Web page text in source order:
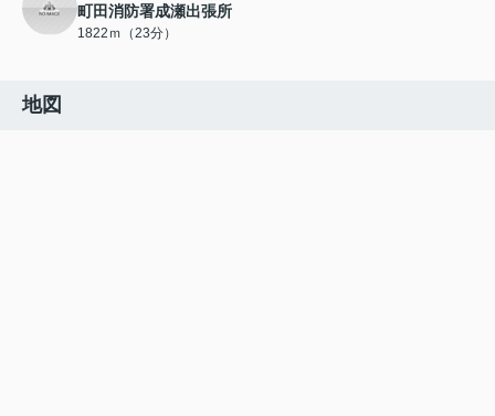
町田消防署成瀬出張所
1822ｍ（23分）
地図